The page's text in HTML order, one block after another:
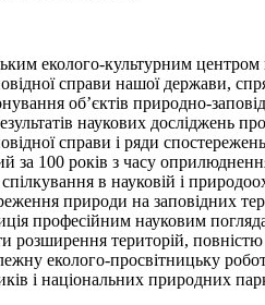
еколого-культурним
справи нашої держави,
об’єктів природно-
наукових досліджень
справи і ряди
за 100 років з часу
в науковій і
природи на заповідних
професійним науковим
територій,
еколого-просвітницьку
і національних природних